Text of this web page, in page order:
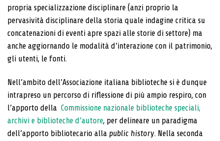
propria specializzazione disciplinare (anzi proprio la
pervasività disciplinare della storia quale indagine critica su
concatenazioni di eventi apre spazi alle storie di settore) ma
anche aggiornando le modalità d’interazione con il patrimonio,
gli utenti, le fonti.
Nell’ambito dell’Associazione italiana biblioteche si è dunque
intrapreso un percorso di riflessione di più ampio respiro, con
l’apporto della Commissione nazionale biblioteche speciali,
archivi e biblioteche d’autore, per delineare un paradigma
dell’apporto bibliotecario alla public history. Nella seconda